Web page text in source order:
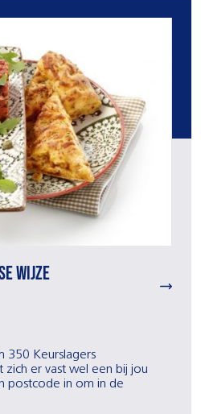
wijze
350 Keurslagers
zich er vast wel een bij jou
postcode in om in de